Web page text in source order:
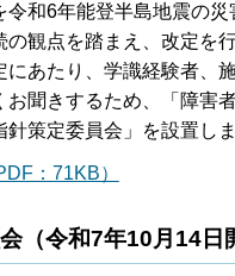
令和6年能登半島地震の災
の観点を踏まえ、改定を
にあたり、学識経験者、
お聞きするため、「障害
策定委員会」を設置しま
：71KB）
（令和7年10月14日